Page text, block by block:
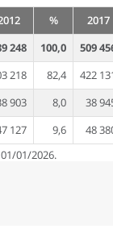
% 2017
248 100,0 509
218 82,4 422
903 8,0 38
127 9,6 48
01/2026.